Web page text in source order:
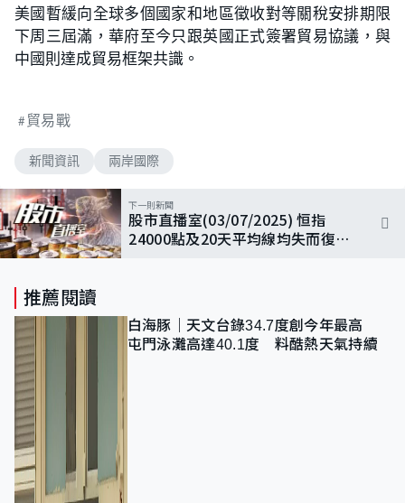
美國暫緩向全球多個國家和地區徵收對等關稅安排期限
下周三屆滿，華府至今只跟英國正式簽署貿易協議，與
中國則達成貿易框架共識。
貿易戰
新聞資訊 兩岸國際
下一則新聞
股市直播室(03/07/2025) 恒指
24000點及20天平均線均失而復
推薦閱讀
白海豚｜天文台錄34.7度創今年最高
屯門泳灘高達40.1度 料酷熱天氣持續